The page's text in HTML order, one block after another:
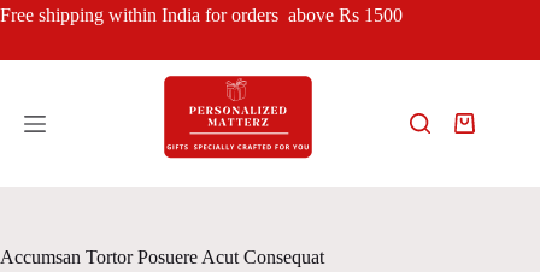
Skip
Free shipping within India for orders above Rs 1500
Shopping
Accumsan Tortor Posuere Acut Consequat